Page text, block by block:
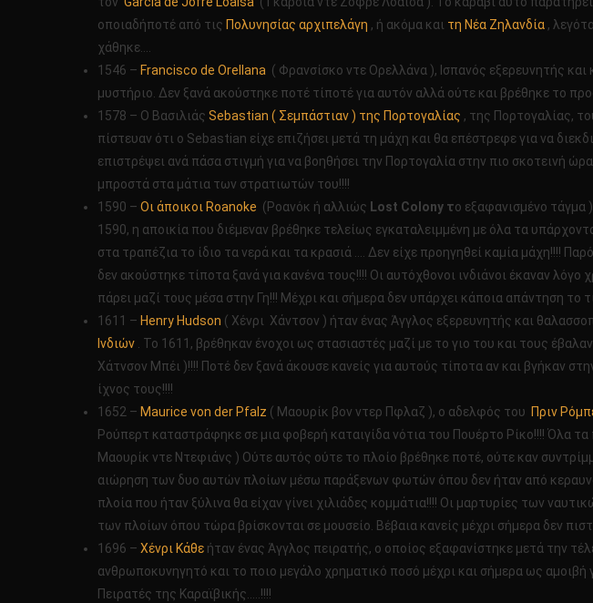
οποιαδήποτέ από τις Πολυνησίας αρχιπελάγη , ή ακόμα και τη Νέα Ζηλανδία ,
χάθηκε….
1546 – Francisco de Orellana ( Φρανσίσκο ντε Ορελλάνα ), Ισπανός εξερευνητής
μυστήριο. Δεν ξανά ακούστηκε ποτέ τίποτέ για αυτόν αλλά ούτε και βρέθηκε το
1578 – Ο Βασιλιάς Sebastian ( Σεμπάστιαν ) της Πορτογαλίας , της Πορτογαλίας,
πίστευαν ότι ο Sebastian είχε επιζήσει μετά τη μάχη και θα επέστρεφε για να
επιστρέψει ανά πάσα στιγμή για να βοηθήσει την Πορτογαλία στην πιο σκοτεινή
μπροστά στα μάτια των στρατιωτών του!!!!
1590 – Οι άποικοι Roanoke (Ροανόκ ή αλλιώς Lost Colony το εξαφανισμένο τάγμα
1590, η αποικία που διέμεναν βρέθηκε τελείως εγκαταλειμμένη με όλα τα
στα τραπέζια το ίδιο τα νερά και τα κρασιά …. Δεν είχε προηγηθεί καμία μάχη!!!!
δεν ακούστηκε τίποτα ξανά για κανένα τους!!!! Οι αυτόχθονοι ινδιάνοι έκαναν
πάρει μαζί τους μέσα στην Γη!!! Μέχρι και σήμερα δεν υπάρχει κάποια απάντηση το
1611 – Henry Hudson ( Χένρι Χάντσον ) ήταν ένας Άγγλος εξερευνητής και
Ινδιών . Το 1611, βρέθηκαν ένοχοι ως στασιαστές μαζί με το γιο του και τους
Χάτνσον Μπέι )!!!! Ποτέ δεν ξανά άκουσε κανείς για αυτούς τίποτα αν και βγήκαν
ίχνος τους!!!!
1652 – Maurice von der Pfalz ( Μαουρίκ βον ντερ Πφλαζ ), ο αδελφός του Πριν
Ρούπερτ καταστράφηκε σε μια φοβερή καταιγίδα νότια του Πουέρτο Ρίκο!!!! Όλα
Μαουρίκ ντε Ντεφιάνς ) Ούτε αυτός ούτε το πλοίο βρέθηκε ποτέ, ούτε καν
αιώρηση των δυο αυτών πλοίων μέσω παράξενων φωτών όπου δεν ήταν από
πλοία που ήταν ξύλινα θα είχαν γίνει χιλιάδες κομμάτια!!!! Οι μαρτυρίες των
των πλοίων όπου τώρα βρίσκονται σε μουσείο. Βέβαια κανείς μέχρι σήμερα δεν
1696 – Χένρι Κάθε ήταν ένας Άγγλος πειρατής, ο οποίος εξαφανίστηκε μετά την
ανθρωποκυνηγητό και το ποιο μεγάλο χρηματικό ποσό μέχρι και σήμερα ως
Πειρατές της Καραϊβικής…..!!!!